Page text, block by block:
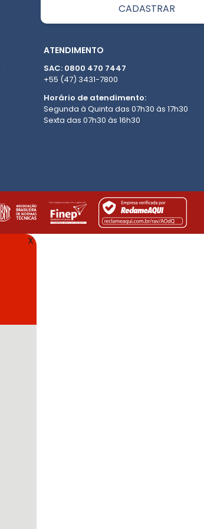
ATENDIMENTO
SAC: 0800 470 7447
+55 (47) 3431-7800
Horário de atendimento:
Segunda à Quinta das 07h30 às 17h30
Sexta das 07h30 às 16h30
X